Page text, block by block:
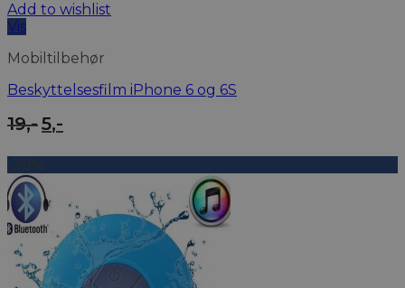
Add to wishlist
Vis
Mobiltilbehør
Beskyttelsesfilm iPhone 6 og 6S
19,- Den
oprindelige
pris
var:
19,-.
5,-
aktuelle
pris
er:
-30%